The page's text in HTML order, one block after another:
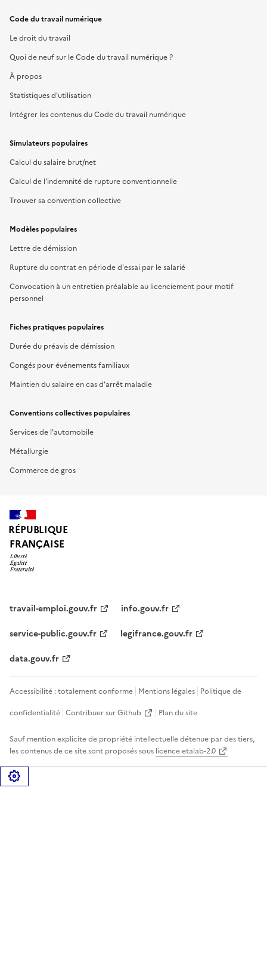
Code du travail numérique
Le droit du travail
Quoi de neuf sur le Code du travail numérique ?
À propos
Statistiques d'utilisation
Intégrer les contenus du Code du travail numérique
Simulateurs populaires
Calcul du salaire brut/net
Calcul de l'indemnité de rupture conventionnelle
Trouver sa convention collective
Modèles populaires
Lettre de démission
Rupture du contrat en période d'essai par le salarié
Convocation à un entretien préalable au licenciement pour motif
personnel
Fiches pratiques populaires
Durée du préavis de démission
Congés pour événements familiaux
Maintien du salaire en cas d'arrêt maladie
Conventions collectives populaires
Services de l'automobile
Métallurgie
Commerce de gros
RÉPUBLIQUE
FRANÇAISE
travail-emploi.gouv.fr
info.gouv.fr
service-public.gouv.fr
legifrance.gouv.fr
data.gouv.fr
Accessibilité : totalement conforme Mentions légales Politique de
confidentialité Contribuer sur Github Plan du site
Sauf mention explicite de propriété intellectuelle détenue par des tiers,
les contenus de ce site sont proposés sous licence etalab-2.0
Gérer les cookies